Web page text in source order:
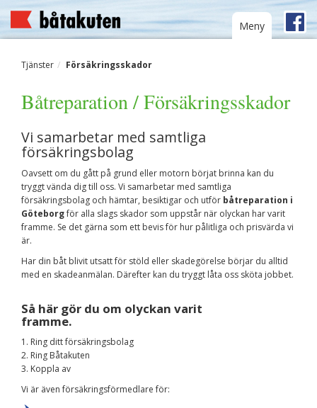
Toggle
navigation
Meny
Tjänster Försäkringsskador
Båtreparation / Försäkringsskador
Vi samarbetar med samtliga
försäkringsbolag
Oavsett om du gått på grund eller motorn börjat brinna kan du
tryggt vända dig till oss. Vi samarbetar med samtliga
försäkringsbolag och hämtar, besiktigar och utför båtreparation i
Göteborgför alla slags skador som uppstår när olyckan har varit
framme. Se det gärna som ett bevis för hur pålitliga och prisvärda vi
är.
Har din båt blivit utsatt för stöld eller skadegörelse börjar du alltid
med en skadeanmälan. Därefter kan du tryggt låta oss sköta jobbet.
Så här gör du om olyckan varit
framme.
1. Ring ditt försäkringsbolag
2. Ring Båtakuten
3. Koppla av
Vi är även försäkringsförmedlare för: